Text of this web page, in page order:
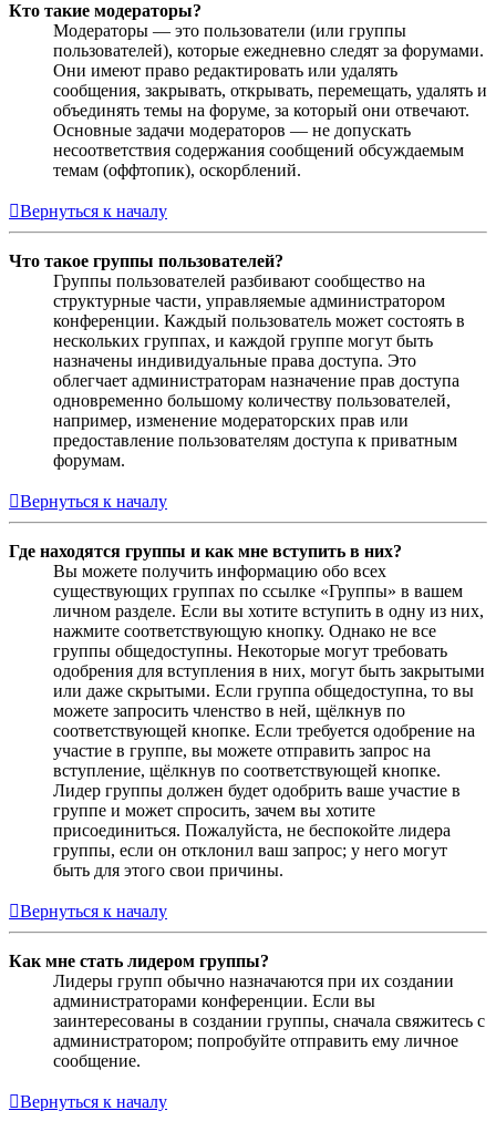
Кто такие модераторы?
Модераторы — это пользователи (или группы
пользователей), которые ежедневно следят за форумами.
Они имеют право редактировать или удалять
сообщения, закрывать, открывать, перемещать, удалять и
объединять темы на форуме, за который они отвечают.
Основные задачи модераторов — не допускать
несоответствия содержания сообщений обсуждаемым
темам (оффтопик), оскорблений.
Вернуться к началу
Что такое группы пользователей?
Группы пользователей разбивают сообщество на
структурные части, управляемые администратором
конференции. Каждый пользователь может состоять в
нескольких группах, и каждой группе могут быть
назначены индивидуальные права доступа. Это
облегчает администраторам назначение прав доступа
одновременно большому количеству пользователей,
например, изменение модераторских прав или
предоставление пользователям доступа к приватным
форумам.
Вернуться к началу
Где находятся группы и как мне вступить в них?
Вы можете получить информацию обо всех
существующих группах по ссылке «Группы» в вашем
личном разделе. Если вы хотите вступить в одну из них,
нажмите соответствующую кнопку. Однако не все
группы общедоступны. Некоторые могут требовать
одобрения для вступления в них, могут быть закрытыми
или даже скрытыми. Если группа общедоступна, то вы
можете запросить членство в ней, щёлкнув по
соответствующей кнопке. Если требуется одобрение на
участие в группе, вы можете отправить запрос на
вступление, щёлкнув по соответствующей кнопке.
Лидер группы должен будет одобрить ваше участие в
группе и может спросить, зачем вы хотите
присоединиться. Пожалуйста, не беспокойте лидера
группы, если он отклонил ваш запрос; у него могут
быть для этого свои причины.
Вернуться к началу
Как мне стать лидером группы?
Лидеры групп обычно назначаются при их создании
администраторами конференции. Если вы
заинтересованы в создании группы, сначала свяжитесь с
администратором; попробуйте отправить ему личное
сообщение.
Вернуться к началу